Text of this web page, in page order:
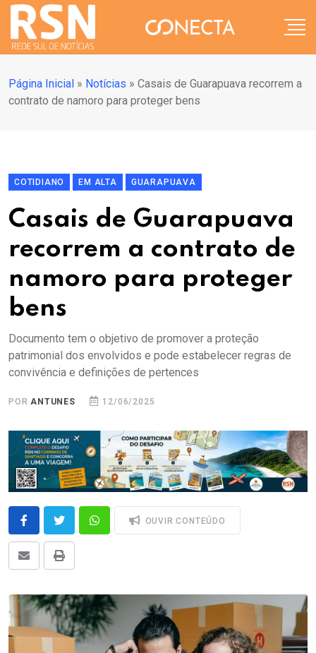
Página Inicial » Notícias » Casais de Guarapuava recorrem a
contrato de namoro para proteger bens
COTIDIANO EM ALTA GUARAPUAVA
Casais de Guarapuava
recorrem a contrato de
namoro para proteger
bens
Documento tem o objetivo de promover a proteção
patrimonial dos envolvidos e pode estabelecer regras de
convivência e definições de pertences
PORANTUNES 12/06/2025
OUVIR CONTEÚDO